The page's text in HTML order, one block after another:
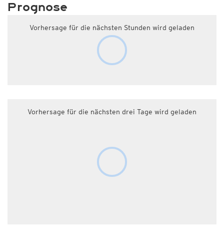
Prognose
Vorhersage für die nächsten Stunden wird geladen
Vorhersage für die nächsten drei Tage wird geladen